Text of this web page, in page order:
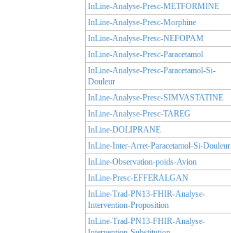
InLine-Analyse-Presc-METFORMINE
InLine-Analyse-Presc-Morphine
InLine-Analyse-Presc-NEFOPAM
InLine-Analyse-Presc-Paracetamol
InLine-Analyse-Presc-Paracetamol-Si-
Douleur
InLine-Analyse-Presc-SIMVASTATINE
InLine-Analyse-Presc-TAREG
InLine-DOLIPRANE
InLine-Inter-Arret-Paracetamol-Si-Douleur
InLine-Observation-poids-Avion
InLine-Presc-EFFERALGAN
InLine-Trad-PN13-FHIR-Analyse-
Intervention-Proposition
InLine-Trad-PN13-FHIR-Analyse-